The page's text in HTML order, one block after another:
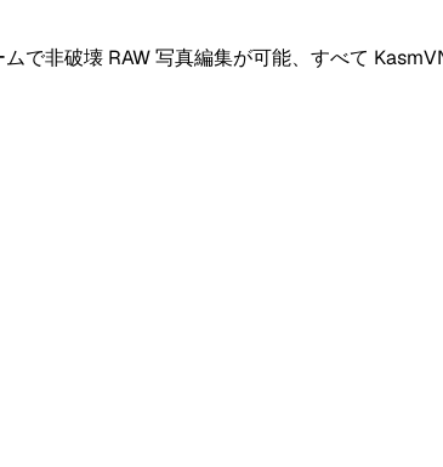
非破壊 RAW 写真編集が可能、すべて